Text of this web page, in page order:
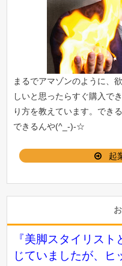
まるでアマゾンのように、
しいと思ったらすぐ購入で
り方を教えています。でき
できるんや(^_-)-☆
起
『美脚スタイリス
じていましたが、ヒ